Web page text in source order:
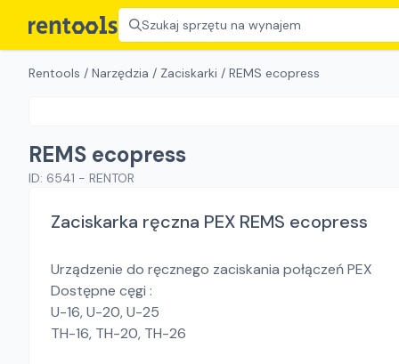
Szukaj sprzętu na wynajem
Rentools / Narzędzia / Zaciskarki / REMS ecopress
REMS ecopress
ID: 6541 - RENTOR
Zaciskarka ręczna PEX REMS ecopress
Urządzenie do ręcznego zaciskania połączeń PEX
Dostępne cęgi :
U-16, U-20, U-25
TH-16, TH-20, TH-26